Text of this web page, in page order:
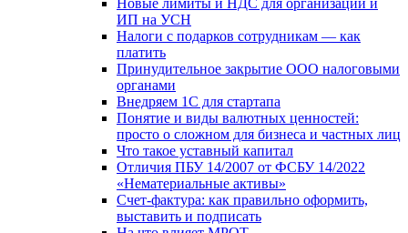
ИП на УСН
Налоги с подарков сотрудникам — как
платить
Принудительное закрытие ООО налоговыми
органами
Внедряем 1С для стартапа
Понятие и виды валютных ценностей:
просто о сложном для бизнеса и частных лиц
Что такое уставный капитал
Отличия ПБУ 14/2007 от ФСБУ 14/2022
«Нематериальные активы»
Счет-фактура: как правильно оформить,
выставить и подписать